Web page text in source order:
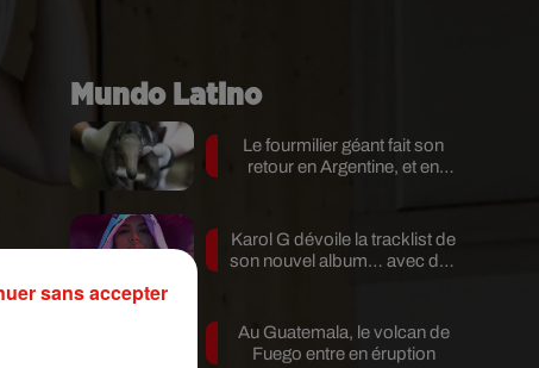
Mundo Latino
Le fourmilier géant fait son
retour en Argentine, et en
Karol G dévoile la tracklist de
son nouvel album… avec des
Au Guatemala, le volcan de
Fuego entre en éruption
sans accepter